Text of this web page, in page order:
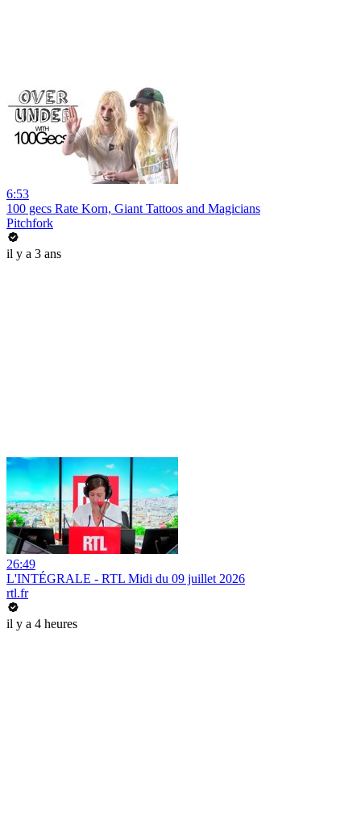
6:53
100 gecs Rate Korn, Giant Tattoos and Magicians
Pitchfork
il y a 3 ans
26:49
L'INTÉGRALE - RTL Midi du 09 juillet 2026
rtl.fr
il y a 4 heures